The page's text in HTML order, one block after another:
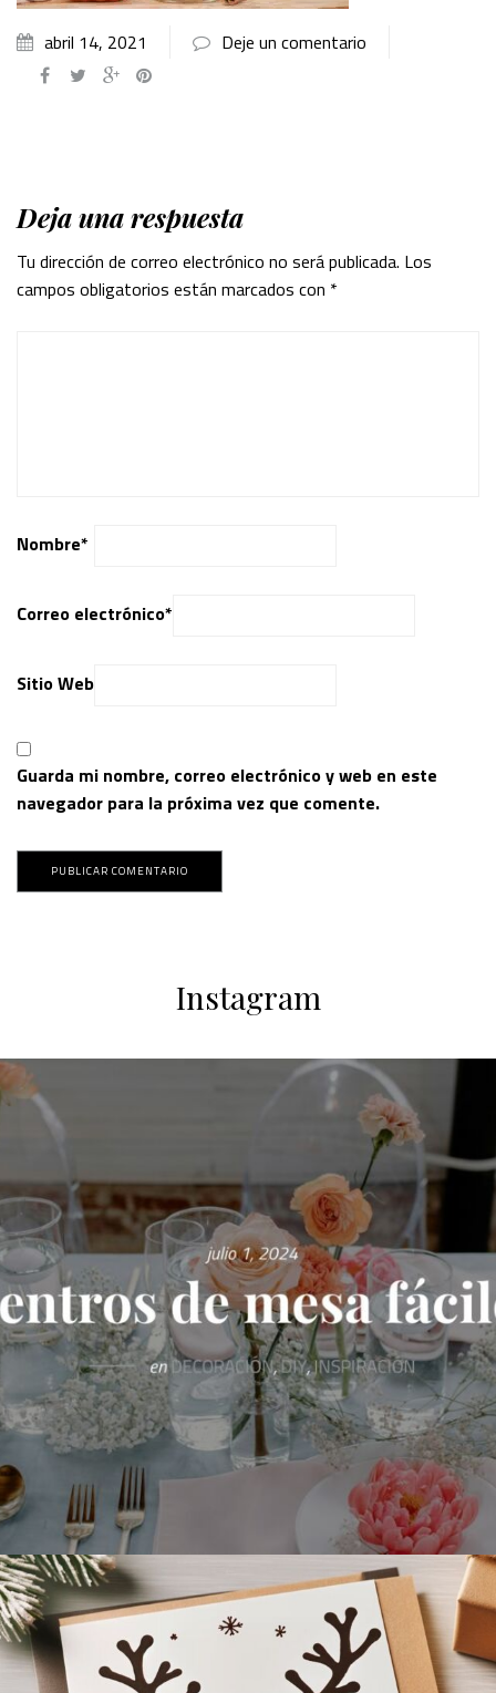
abril 14, 2021 Deje un comentario
Deja una respuesta
Tu dirección de correo electrónico no será publicada. Los
campos obligatorios están marcados con *
Nombre*
Correo electrónico*
Sitio Web
Guarda mi nombre, correo electrónico y web en este
navegador para la próxima vez que comente.
Instagram